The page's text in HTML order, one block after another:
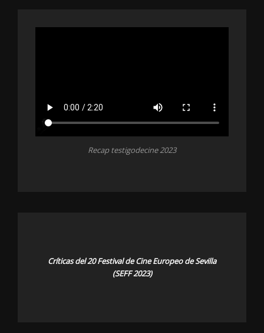
Recap testigodecine 2023
Críticas del 20 Festival de Cine Europeo de Sevilla
(SEFF 2023)